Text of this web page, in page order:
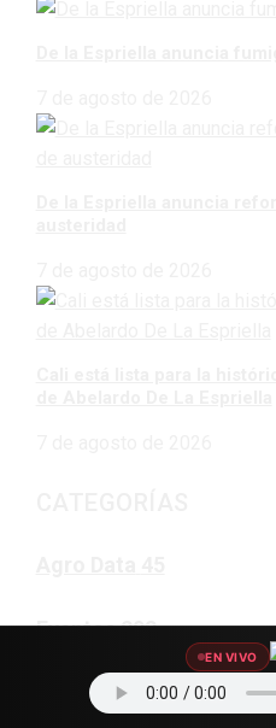
Eventos203
Nuestro Equipo2
EN VIVO